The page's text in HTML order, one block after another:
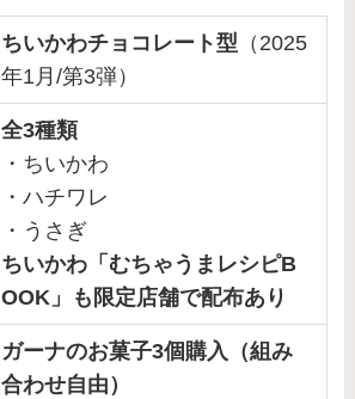
ちいかわチョコレート型 （2025
年1月/第3弾）
全3種類
・ちいかわ
・ハチワレ
・うさぎ
ちいかわ「むちゃうまレシピB
OOK」も限定店舗で配布あり
ガーナのお菓子3個購入（組み
合わせ自由）